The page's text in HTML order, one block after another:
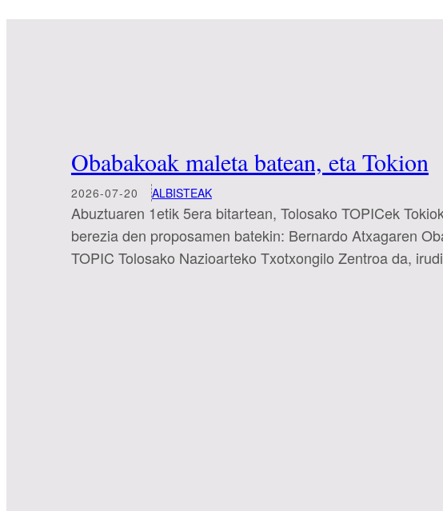
Obabakoak maleta batean, eta Tokion
2026-07-20 ALBISTEAK
Abuztuaren 1etik 5era bitartean, Tolosako TOPICek
berezia den proposamen batekin: Bernardo Atxagaren
TOPIC Tolosako Nazioarteko Txotxongilo Zentroa da,